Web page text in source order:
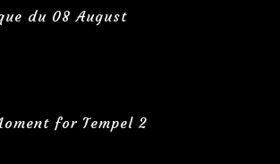
du 08 August
for Tempel 2